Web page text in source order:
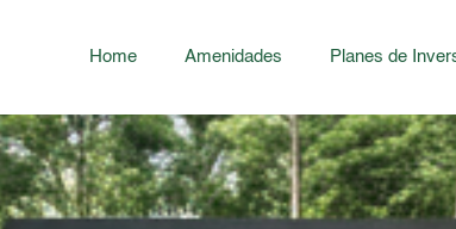
Home Amenidades Planes de